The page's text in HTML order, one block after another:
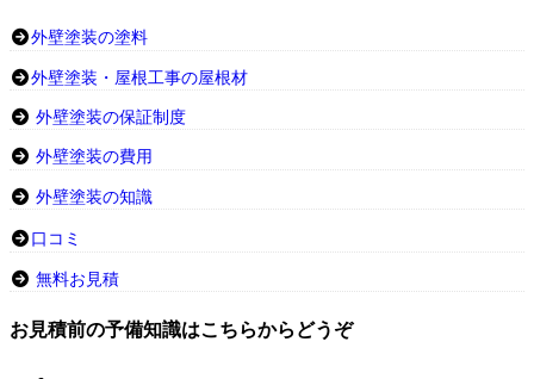
外壁塗装の塗料
外壁塗装・屋根工事の屋根材
外壁塗装の保証制度
外壁塗装の費用
外壁塗装の知識
口コミ
無料お見積
お見積前の予備知識はこちらからどうぞ